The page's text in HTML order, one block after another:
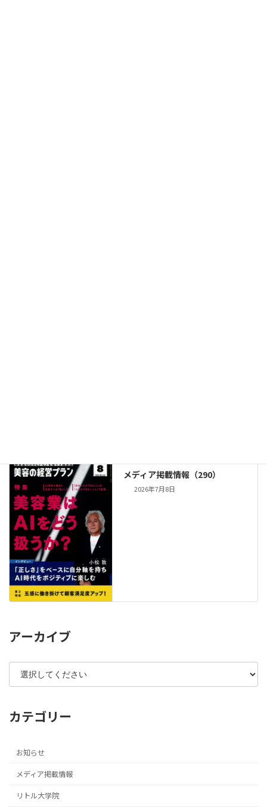
メディア掲載情報（290）
2026年7月8日
アーカイブ
カテゴリー
お知らせ
メディア掲載情報
リトル大学院